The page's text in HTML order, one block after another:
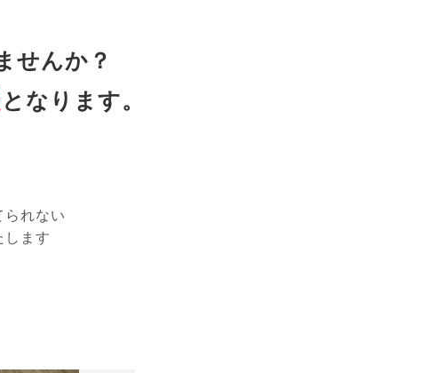
せんか？
となります。
られない
します